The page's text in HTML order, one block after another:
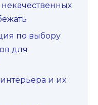
по выбору
для
и их